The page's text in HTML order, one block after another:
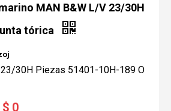
MAN B&W L/V 23/30H
tórica
30H Piezas 51401-10H-189 O
$ 0